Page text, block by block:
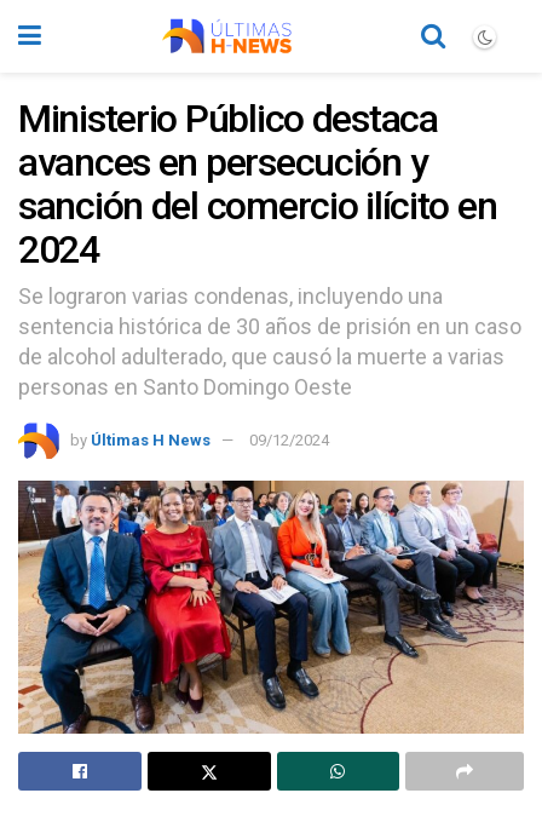
Ministerio Público destaca
avances en persecución y
sanción del comercio ilícito en
2024
Se lograron varias condenas, incluyendo una
sentencia histórica de 30 años de prisión en un caso
de alcohol adulterado, que causó la muerte a varias
personas en Santo Domingo Oeste
by Últimas H News 09/12/2024